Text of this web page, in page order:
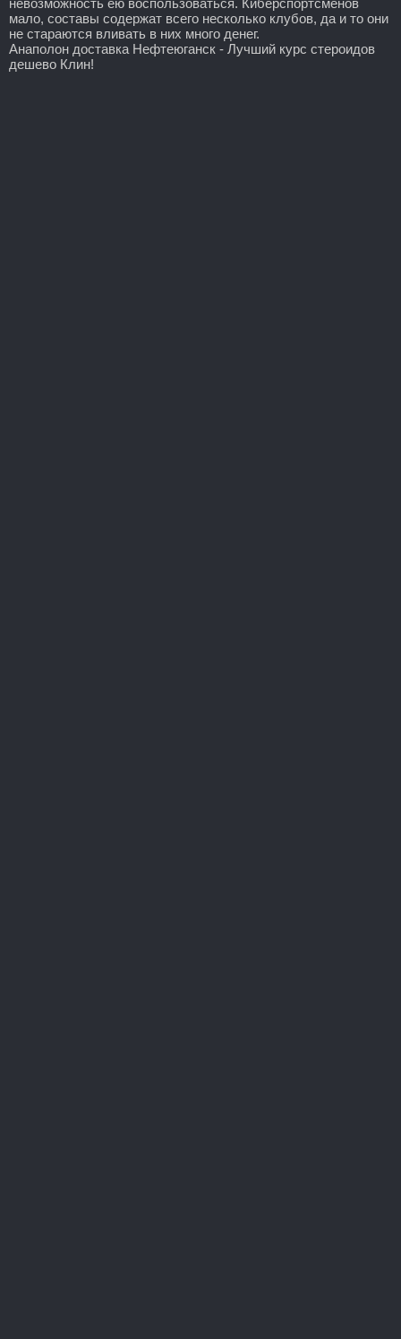
мало, составы содержат всего несколько клубов, да и то они
не стараются вливать в них много денег.
Анаполон доставка Нефтеюганск - Лучший курс стероидов
дешево Клин!